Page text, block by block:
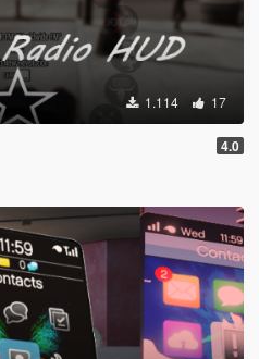
1.114 17
4.0